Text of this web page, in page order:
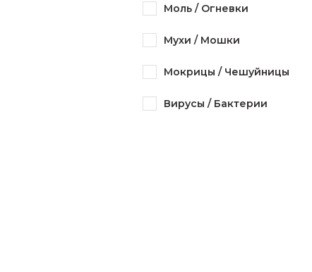
Моль / Огневки
Мухи / Мошки
Мокрицы / Чешуйницы
Вирусы / Бактерии